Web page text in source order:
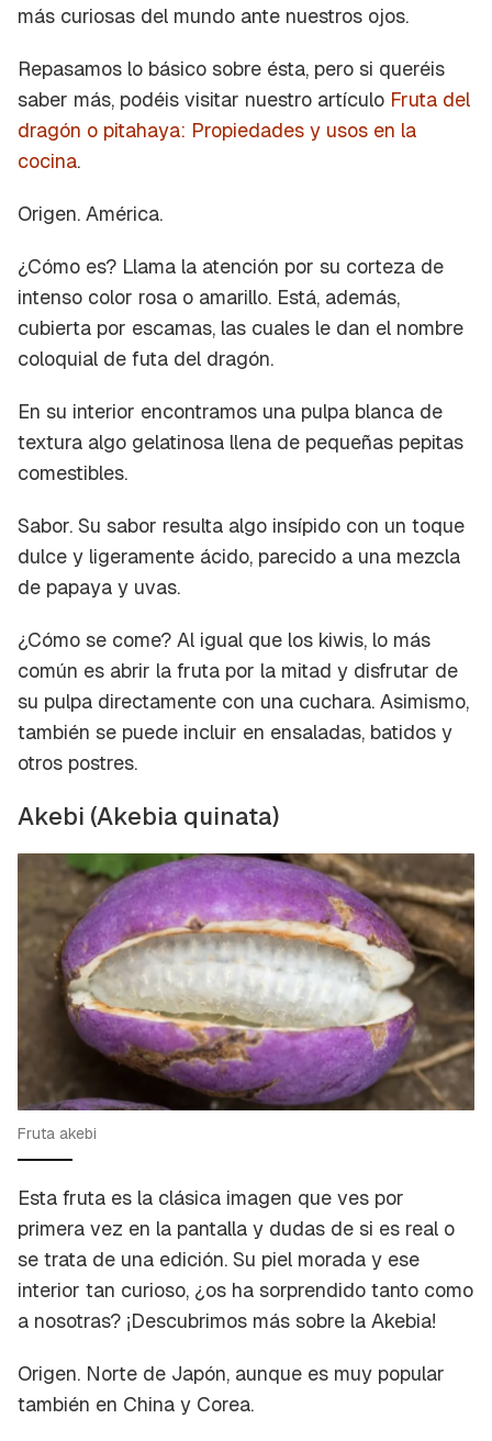
más curiosas del mundo ante nuestros ojos.
Repasamos lo básico sobre ésta, pero si queréis
saber más, podéis visitar nuestro artículo Fruta del
dragón o pitahaya: Propiedades y usos en la
cocina.
Origen. América.
¿Cómo es? Llama la atención por su corteza de
intenso color rosa o amarillo. Está, además,
cubierta por escamas, las cuales le dan el nombre
coloquial de futa del dragón.
En su interior encontramos una pulpa blanca de
textura algo gelatinosa llena de pequeñas pepitas
comestibles.
Sabor. Su sabor resulta algo insípido con un toque
dulce y ligeramente ácido, parecido a una mezcla
de papaya y uvas.
¿Cómo se come? Al igual que los kiwis, lo más
común es abrir la fruta por la mitad y disfrutar de
su pulpa directamente con una cuchara. Asimismo,
también se puede incluir en ensaladas, batidos y
otros postres.
Akebi (Akebia quinata)
Fruta akebi
Esta fruta es la clásica imagen que ves por
primera vez en la pantalla y dudas de si es real o
se trata de una edición. Su piel morada y ese
interior tan curioso, ¿os ha sorprendido tanto como
a nosotras? ¡Descubrimos más sobre la Akebia!
Origen. Norte de Japón, aunque es muy popular
también en China y Corea.